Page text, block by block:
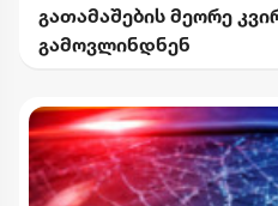
გათამაშების მეორე
გამოვლინდნენ